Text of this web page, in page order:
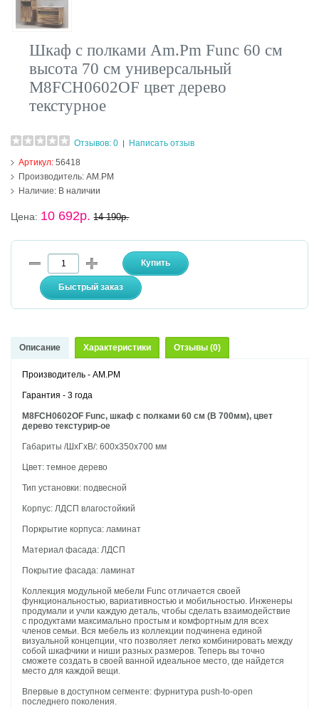
Шкаф с полками Am.Pm Func 60 см
высота 70 см универсальный
M8FCH0602OF цвет дерево
текстурное
Отзывов: 0
Написать отзыв
Артикул:56418
Производитель: AM.PM
Наличие: В наличии
Цена: 10 692р. 14 190р.
Описание Характеристики Отзывы (0)
Производитель - AM.PM
Гарантия - 3 года
M8FCH0602OF Func, шкаф с полками 60 см (В 700мм), цвет
дерево текстурир-ое
Габариты /ШхГхВ/: 600х350х700 мм
Цвет: темное дерево
Тип установки: подвесной
Корпус: ЛДСП влагостойкий
Поркрытие корпуса: ламинат
Материал фасада: ЛДСП
Покрытие фасада: ламинат
Коллекция модульной мебели Func отличается своей
функциональностью, вариативностью и мобильностью. Инженеры
продумали и учли каждую деталь, чтобы сделать взаимодействие
с продуктами максимально простым и комфортным для всех
членов семьи. Вся мебель из коллекции подчинена единой
визуальной концепции, что позволяет легко комбинировать между
собой шкафчики и ниши разных размеров. Теперь вы точно
сможете создать в своей ванной идеальное место, где найдется
место для каждой вещи.
Впервые в доступном сегменте: фурнитура push-to-open
последнего поколения.